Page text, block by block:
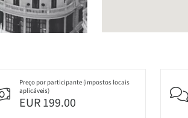
Preço por participante (impostos locais
aplicáveis)
EUR 199.00